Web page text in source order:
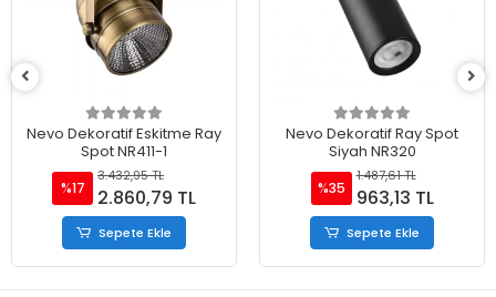
Nevo Dekoratif Eskitme Ray
Spot NR411-1
%17
3.432,95 TL
2.860,79 TL
Sepete Ekle
Nevo Dekoratif Ray Spot
Siyah NR320
%35
1.487,61 TL
963,13 TL
Sepete Ekle